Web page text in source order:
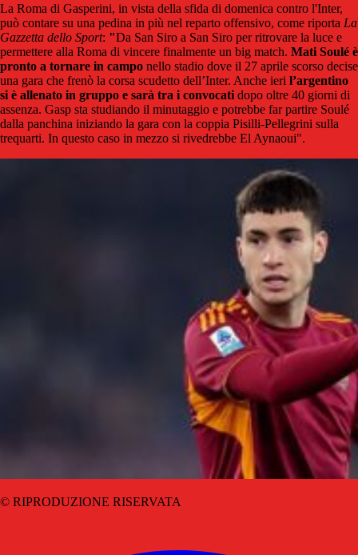
La Roma di Gasperini, in vista della sfida di domenica contro l'Inter,
può contare su una pedina in più nel reparto offensivo, come riporta La
Gazzetta dello Sport: "Da San Siro a San Siro per ritrovare la luce e
permettere alla Roma di vincere finalmente un big match. Mati Soulé è
pronto a tornare in campo nello stadio dove il 27 aprile scorso decise
una gara che frenò la corsa scudetto dell’Inter. Anche ieri l’argentino
si è allenato in gruppo e sarà tra i convocati dopo oltre 40 giorni di
assenza. Gasp sta studiando il minutaggio e potrebbe far partire Soulé
dalla panchina iniziando la gara con la coppia Pisilli-Pellegrini sulla
trequarti. In questo caso in mezzo si rivedrebbe El Aynaoui".
© RIPRODUZIONE RISERVATA